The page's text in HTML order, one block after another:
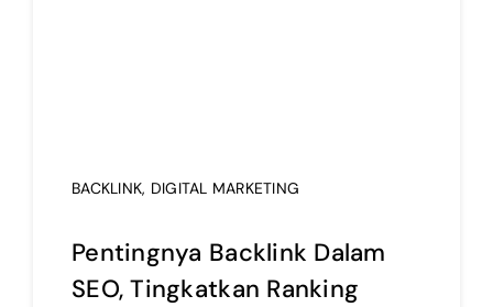
BACKLINK, DIGITAL MARKETING
Pentingnya Backlink Dalam
SEO, Tingkatkan Ranking